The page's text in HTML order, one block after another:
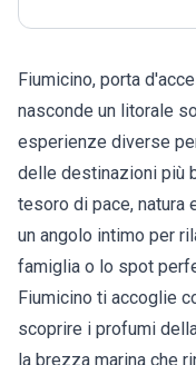
Fiumicino, porta
nasconde un litorale
esperienze diverse
delle destinazioni più
tesoro di pace, natura
un angolo intimo per
famiglia o lo spot
Fiumicino ti accoglie
scoprire i profumi
la brezza marina che